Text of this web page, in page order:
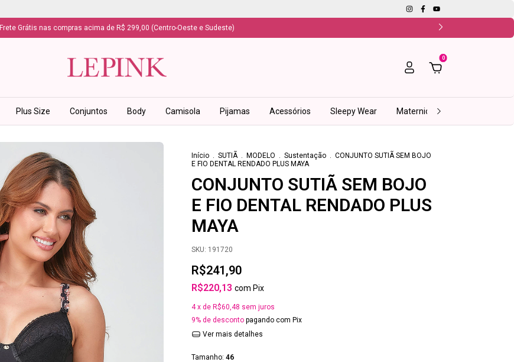
Frete Grátis nas compras acima de R$ 299,00 (Centro-Oeste e Sudeste)
0
Plus Size Conjuntos Body Camisola Pijamas Acessórios Sleepy Wear Maternidade
Início . SUTIÃ . MODELO . Sustentação . CONJUNTO SUTIÃ SEM BOJO
E FIO DENTAL RENDADO PLUS MAYA
CONJUNTO SUTIÃ SEM BOJO
E FIO DENTAL RENDADO PLUS
MAYA
SKU: 191720
R$241,90
R$220,13 com Pix
4 x de R$60,48 sem juros
9% de desconto pagando com Pix
Ver mais detalhes
Tamanho: 46